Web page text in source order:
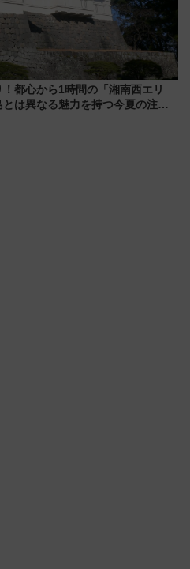
都心から1時間の「湘南西エリ
は異なる魅力を持つ今夏の注目